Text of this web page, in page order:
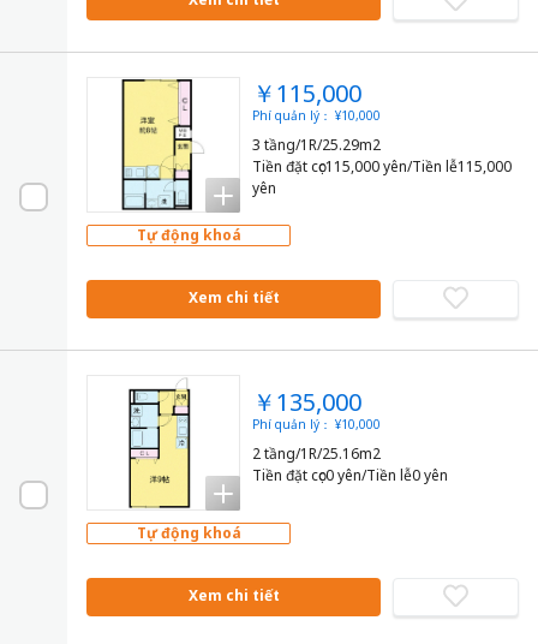
￥115,000
Phí quản lý： ¥10,000
3 tầng/1R/25.29m2
Tiền đặt cọc115,000 yên/Tiền lễ115,000
yên
Tự động khoá
Xem chi tiết
￥135,000
Phí quản lý： ¥10,000
2 tầng/1R/25.16m2
Tiền đặt cọc0 yên/Tiền lễ0 yên
Tự động khoá
Xem chi tiết